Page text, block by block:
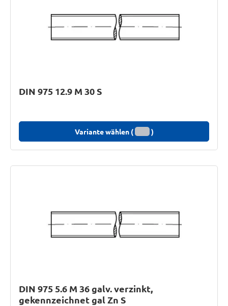
DIN 975 12.9 M 30 S
Variante wählen ( )
DIN 975 5.6 M 36 galv. verzinkt,
gekennzeichnet gal Zn S